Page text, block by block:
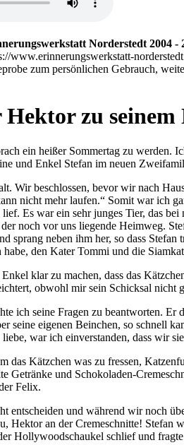
Norderstedt 2004 -
www.erinnerungswerkstatt-
zum persönlichen Gebrauch,
zu seinem
ein heißer Sommertag zu
und Enkel Stefan im neuen
Wir beschlossen, bevor wir nach
nicht mehr laufen.
Somit war ich
Es war ein sehr junges Tier, das
noch vor uns liegende Heimweg.
sprang neben ihm her, so dass Stefan
den Kater Tommi und die
klar zu machen, dass das
obwohl mir sein Schicksal nicht
ich seine Fragen zu beantworten.
seine eigenen Beinchen, so schnell
war ich einverstanden, dass wir
das Kätzchen was zu fressen,
Getränke und Schokoladen-
Felix.
entscheiden und während wir noch
Hektor an der Cremeschnitte! Stefan
Hollywoodschaukel schlief und